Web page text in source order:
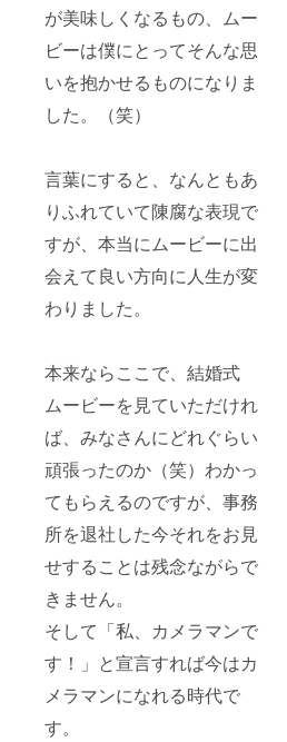
が美味しくなるもの、ムー
ビーは僕にとってそんな思
いを抱かせるものになりま
した。（笑）
言葉にすると、なんともあ
りふれていて陳腐な表現で
すが、本当にムービーに出
会えて良い方向に人生が変
わりました。
本来ならここで、結婚式
ムービーを見ていただけれ
ば、みなさんにどれぐらい
頑張ったのか（笑）わかっ
てもらえるのですが、事務
所を退社した今それをお見
せすることは残念ながらで
きません。
そして「私、カメラマンで
す！」と宣言すれば今はカ
メラマンになれる時代で
す。